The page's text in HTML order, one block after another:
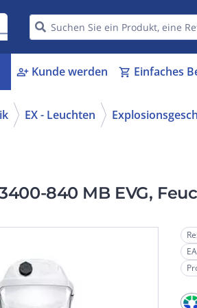
person_add Kunde werden shopping_cart Einfaches
EX - Leuchten
3400-840 MB EVG,